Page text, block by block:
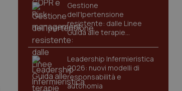
Gestione
dell'Ipertensione
resistente: dalle Linee
Guida alle terapie
innovative
Leadership Infermieristica
2026: nuovi modelli di
responsabilità e
autonomia